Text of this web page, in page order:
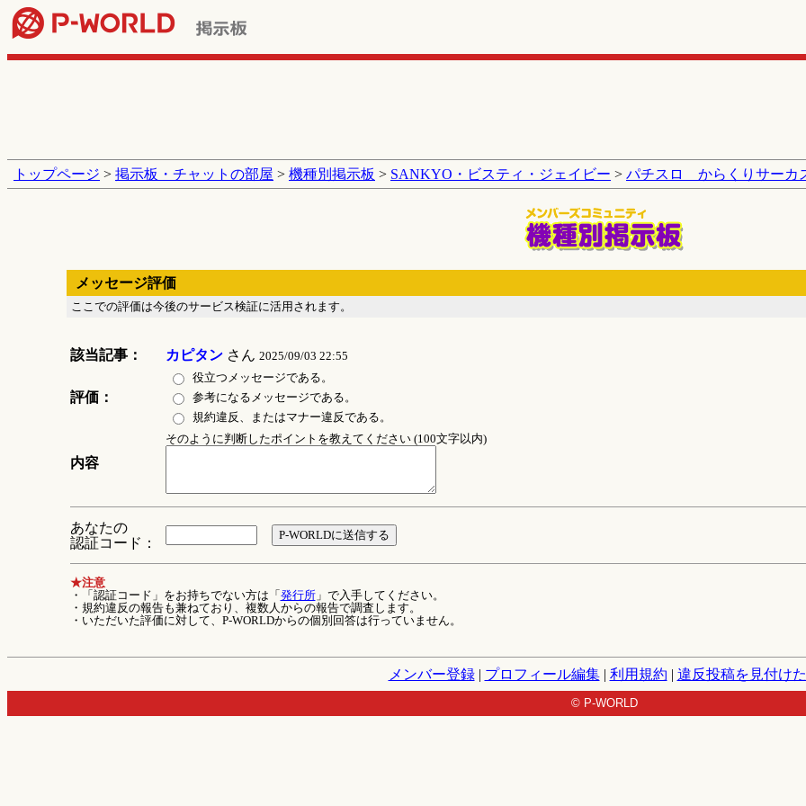
トップページ > 掲示板・チャットの部屋 > 機種別掲示板 > SANKYO・ビスティ・ジェイビー > パチスロ からくりサーカ
メッセージ評価
ここでの評価は今後のサービス検証に活用されます。
該当記事： カピタンさん 2025/09/03 22:55
評価：
役立つメッセージである。
参考になるメッセージである。
規約違反、またはマナー違反である。
内容
そのように判断したポイントを教えてください (100文字以内)
あなたの
認証コード：
★注意
・「認証コード」をお持ちでない方は「 発行所」で入手してください。
・規約違反の報告も兼ねており、複数人からの報告で調査します。
・いただいた評価に対して、P-WORLDからの個別回答は行っていません。
メンバー登録| プロフィール編集| 利用規約 | 違反投稿を見付け
© P-WORLD